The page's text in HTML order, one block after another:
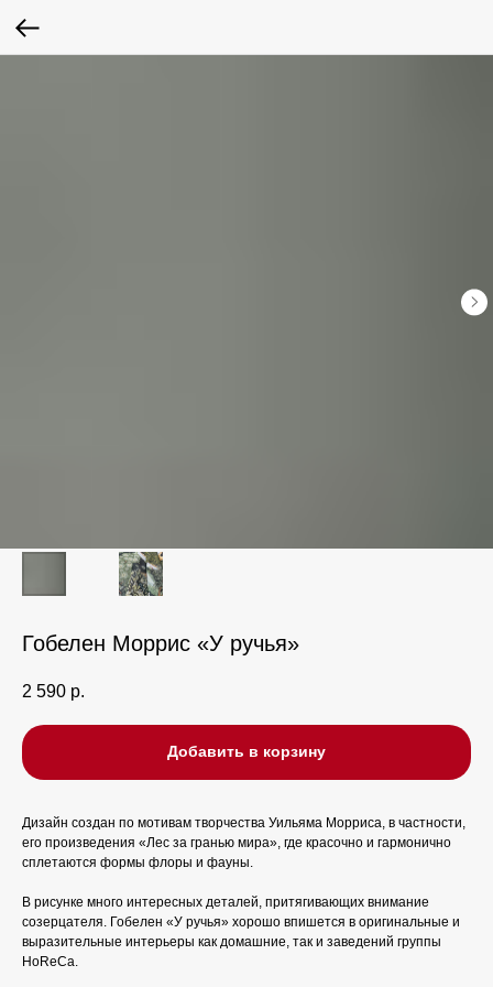
Гобелен Моррис «У ручья»
2 590 р.
Добавить в корзину
Дизайн создан по мотивам творчества Уильяма Морриса, в частности,
его произведения «Лес за гранью мира», где красочно и гармонично
сплетаются формы флоры и фауны.
В рисунке много интересных деталей, притягивающих внимание
созерцателя. Гобелен «У ручья» хорошо впишется в оригинальные и
выразительные интерьеры как домашние, так и заведений группы
HoReCa.